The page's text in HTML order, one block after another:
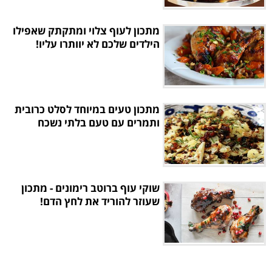
מתכון לעוף צלוי ומתקתק שאפילו
הילדים שלכם לא יוותרו עליו!
מתכון טעים במיוחד לסלט כרובית
ותמרים עם טעם בלתי נשכח
שוקי עוף ברוטב רימונים - מתכון
שעוזר להוריד את לחץ הדם!